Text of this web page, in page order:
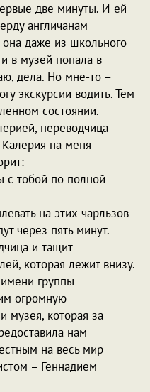
две минуты. И ей
англичанам
она даже из школьного
в музей попала в
дела. Но мне-то –
экскурсии водить. Тем
состоянии.
переводчица
на меня
с тобой по полной
на этих чарльзов
через пять минут.
и тащит
которая лежит внизу.
группы
огромную
музея, которая за
нам
на весь мир
– Геннадием